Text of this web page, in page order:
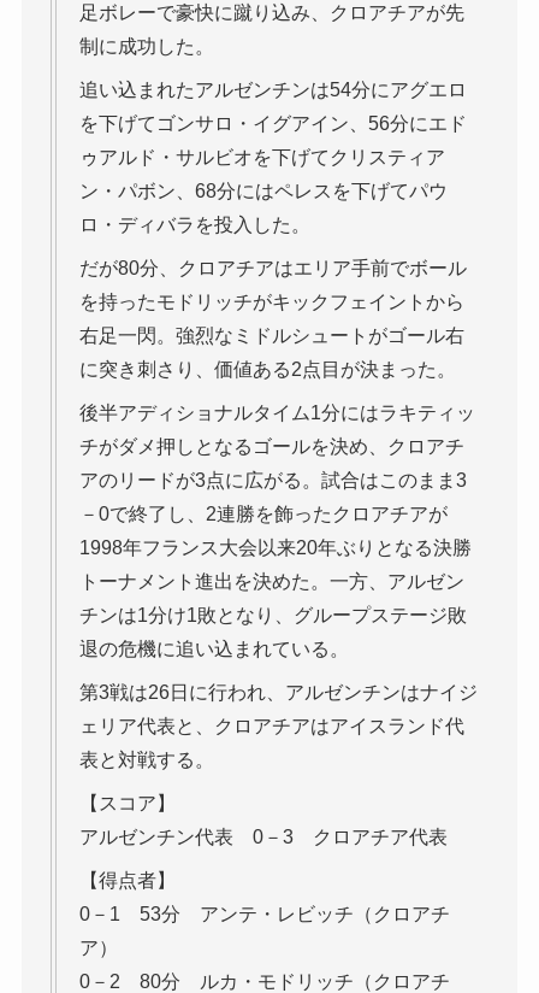
足ボレーで豪快に蹴り込み、クロアチアが先
制に成功した。
追い込まれたアルゼンチンは54分にアグエロ
を下げてゴンサロ・イグアイン、56分にエド
ゥアルド・サルビオを下げてクリスティア
ン・パボン、68分にはペレスを下げてパウ
ロ・ディバラを投入した。
だが80分、クロアチアはエリア手前でボール
を持ったモドリッチがキックフェイントから
右足一閃。強烈なミドルシュートがゴール右
に突き刺さり、価値ある2点目が決まった。
後半アディショナルタイム1分にはラキティッ
チがダメ押しとなるゴールを決め、クロアチ
アのリードが3点に広がる。試合はこのまま3
－0で終了し、2連勝を飾ったクロアチアが
1998年フランス大会以来20年ぶりとなる決勝
トーナメント進出を決めた。一方、アルゼン
チンは1分け1敗となり、グループステージ敗
退の危機に追い込まれている。
第3戦は26日に行われ、アルゼンチンはナイジ
ェリア代表と、クロアチアはアイスランド代
表と対戦する。
【スコア】
アルゼンチン代表 0－3 クロアチア代表
【得点者】
0－1 53分 アンテ・レビッチ（クロアチ
ア）
0－2 80分 ルカ・モドリッチ（クロアチ